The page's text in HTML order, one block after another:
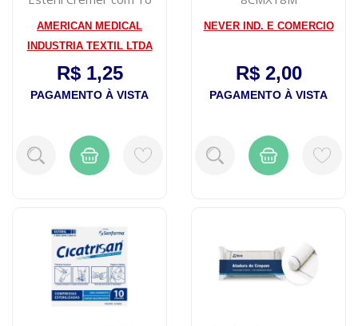
AMERICAN MEDICAL
INDUSTRIA TEXTIL LTDA
R$ 1,25
PAGAMENTO À VISTA
NEVER IND. E COMERCIO
R$ 2,00
PAGAMENTO À VISTA